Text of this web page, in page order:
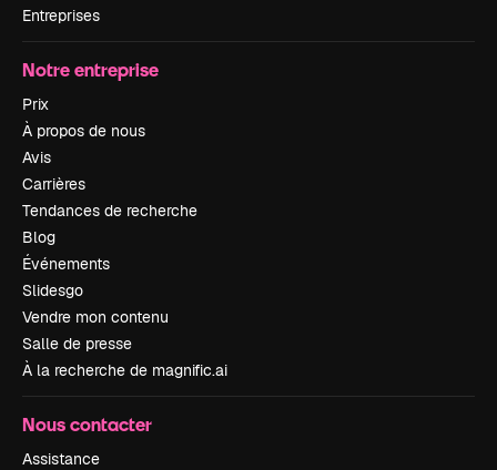
Entreprises
Notre entreprise
Prix
À propos de nous
Avis
Carrières
Tendances de recherche
Blog
Événements
Slidesgo
Vendre mon contenu
Salle de presse
À la recherche de magnific.ai
Nous contacter
Assistance